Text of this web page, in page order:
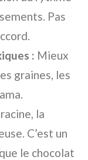
Pas
: Mieux
graines, les
la
C’est un
le chocolat